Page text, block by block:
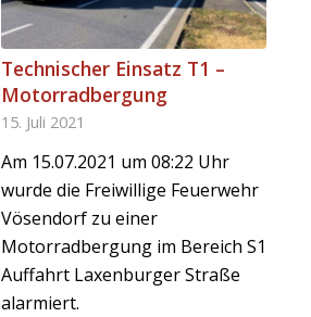
Technischer Einsatz T1 –
Motorradbergung
15. Juli 2021
Am 15.07.2021 um 08:22 Uhr
wurde die Freiwillige Feuerwehr
Vösendorf zu einer
Motorradbergung im Bereich S1
Auffahrt Laxenburger Straße
alarmiert.